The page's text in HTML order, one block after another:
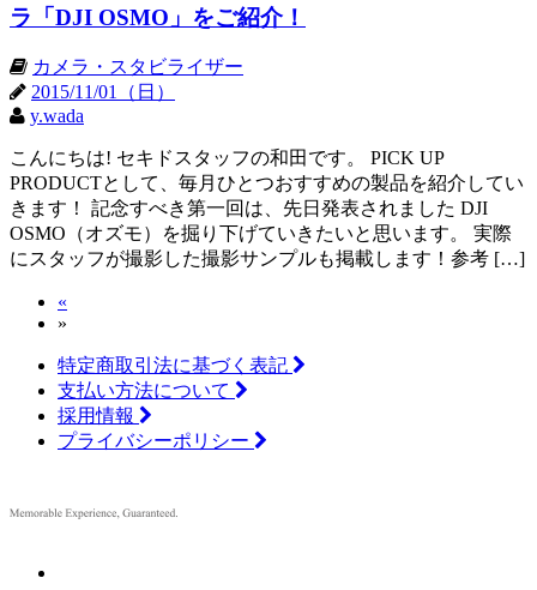
ラ「DJI OSMO」をご紹介！
カメラ・スタビライザー
2015/11/01（日）
y.wada
こんにちは! セキドスタッフの和田です。 PICK UP
PRODUCTとして、毎月ひとつおすすめの製品を紹介してい
きます！ 記念すべき第一回は、先日発表されました DJI
OSMO（オズモ）を掘り下げていきたいと思います。 実際
にスタッフが撮影した撮影サンプルも掲載します！参考 […]
«
»
特定商取引法に基づく表記
支払い方法について
採用情報
プライバシーポリシー